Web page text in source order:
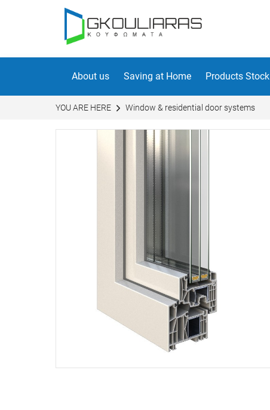
About us Saving at Home Products Stock
YOU ARE HERE Window & residential door systems